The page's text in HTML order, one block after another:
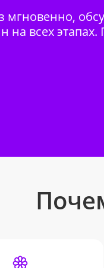
на всех